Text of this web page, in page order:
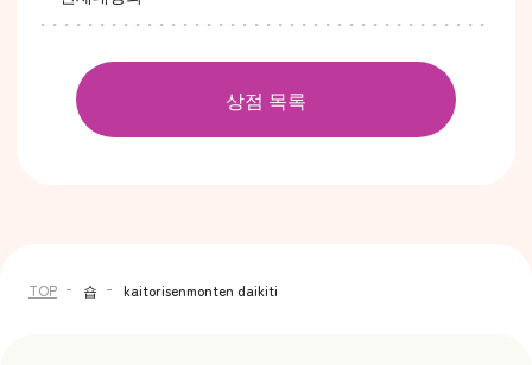
상점 목록
TOP 숍 kaitorisenmonten daikiti